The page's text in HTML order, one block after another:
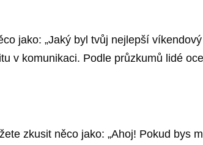
jako: „Jaký byl tvůj nejlepší
v komunikaci. Podle průzkumů lidé
zkusit něco jako: „Ahoj! Pokud bys